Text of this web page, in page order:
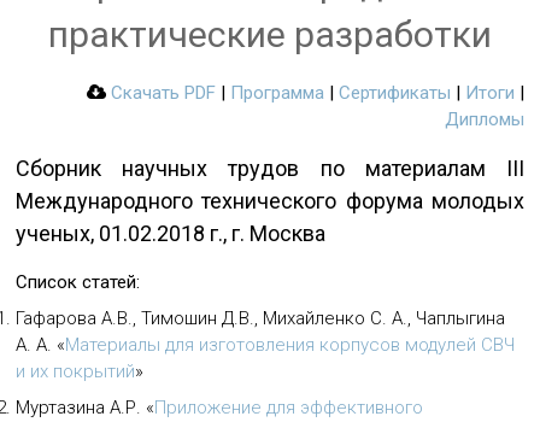
практические разработки
Скачать PDF| Программа| Сертификаты | Итоги |
Дипломы
Сборник научных трудов по материалам III
Международного технического форума молодых
ученых, 01.02.2018 г., г. Москва
Список статей:
Гафарова А.В., Тимошин Д.В., Михайленко C. А., Чаплыгина
А. А. «Материалы для изготовления корпусов модулей СВЧ
и их покрытий»
Муртазина А.Р. «Приложение для эффективного